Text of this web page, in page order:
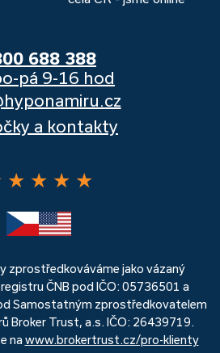
688 388
pá 9-16 hod
a kontakty
★ ★ ★ ★
zprostředkováváme jako vázaný
ČNB pod IČO: 05736501 a
Samostatným zprostředkovatelem
Broker Trust, a.s. IČO: 26439719.
na www.brokertrust.cz/pro-klienty